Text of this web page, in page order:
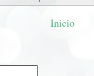
Inicio